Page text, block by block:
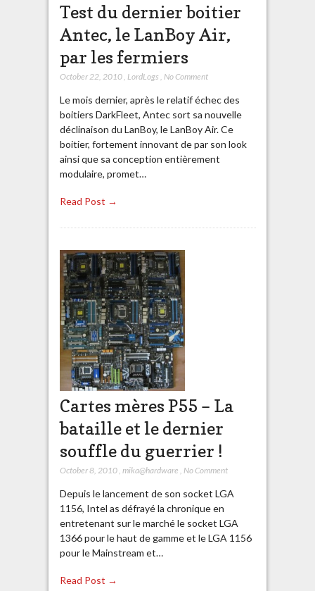
Test du dernier boitier
Antec, le LanBoy Air,
par les fermiers
October 22, 2010, LordLogs , No Comment
Le mois dernier, après le relatif échec des
boitiers DarkFleet, Antec sort sa nouvelle
déclinaison du LanBoy, le LanBoy Air. Ce
boitier, fortement innovant de par son look
ainsi que sa conception entièrement
modulaire, promet…
Read Post →
Cartes mères P55 – La
bataille et le dernier
souffle du guerrier !
October 8, 2010, mika@hardware , No Comment
Depuis le lancement de son socket LGA
1156, Intel as défrayé la chronique en
entretenant sur le marché le socket LGA
1366 pour le haut de gamme et le LGA 1156
pour le Mainstream et…
Read Post →